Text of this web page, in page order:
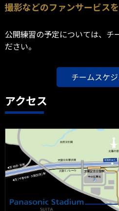
撮影などのファンサービスを
公開練習の予定については、チ
ださい。
チームスケ
アクセス